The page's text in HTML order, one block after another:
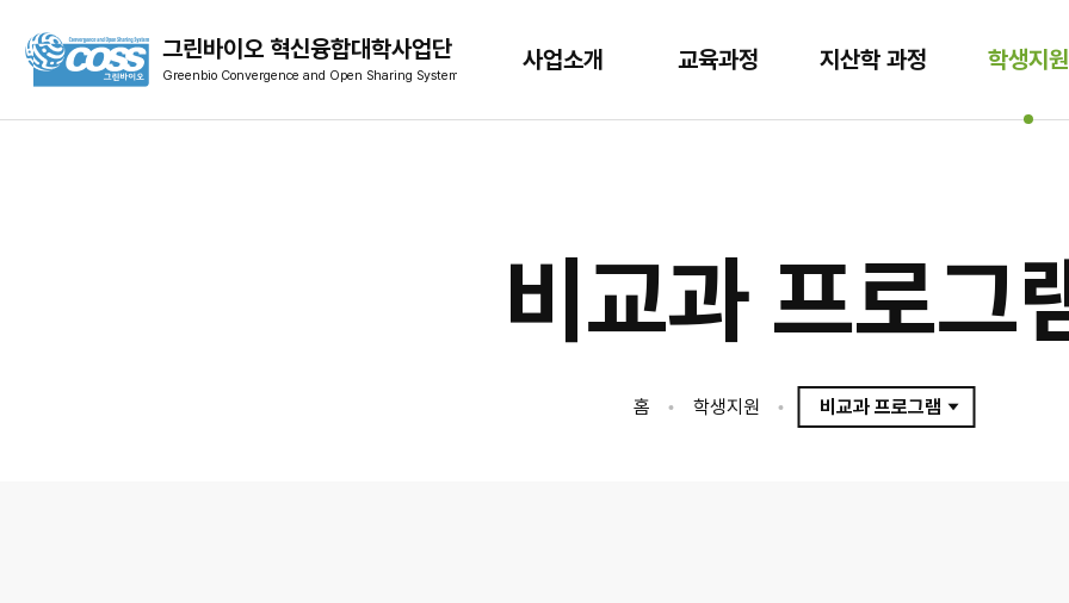
그린바이오 혁신융합대학사업단 사업소개 교육과정 지산학 과정 학생지원
디지털그린바이오테크소재
그린바이오에코시스템
그린바이오스마트파밍
비교과 프로그
홈 학생지원 비교과 프로그램